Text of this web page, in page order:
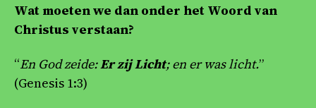
Wat moeten we dan onder het Woord van
Christus verstaan?
“En God zeide:Er zij Licht; en er was licht.”
(Genesis 1:3)